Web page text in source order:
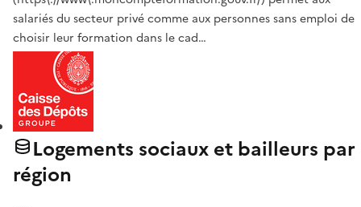
salariés du secteur privé comme aux personnes sans emploi de
choisir leur formation dans le cad…
Logements sociaux et bailleurs par
région